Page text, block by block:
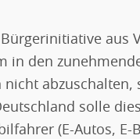
aus
in den
abzuschalten,
solle
(E-Autos, E-